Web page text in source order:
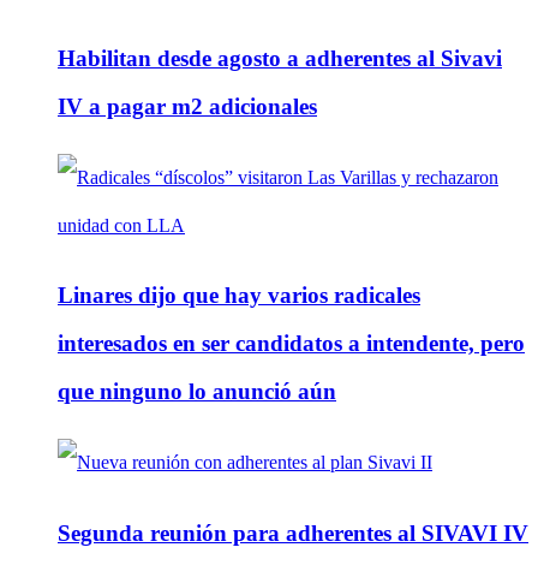
Habilitan desde agosto a adherentes al Sivavi
IV a pagar m2 adicionales
Linares dijo que hay varios radicales
interesados en ser candidatos a intendente, pero
que ninguno lo anunció aún
Segunda reunión para adherentes al SIVAVI IV